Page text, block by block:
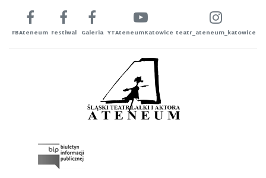
FBAteneum Festiwal Galeria YTAteneumKatowice teatr_ateneum_katowice